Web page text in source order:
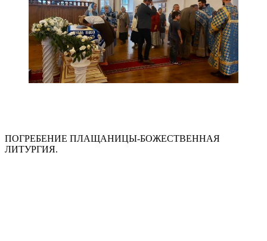
ПОГРЕБЕНИЕ ПЛАЩАНИЦЫ-БОЖЕСТВЕННАЯ
ЛИТУРГИЯ.